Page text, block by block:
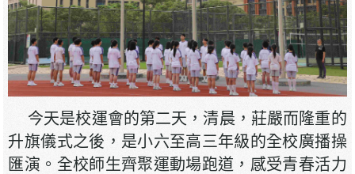
今天是校運會的第二天，清晨，莊嚴而隆重的
升旗儀式之後，是小六至高三年級的全校廣播操
匯演。全校師生齊聚運動場跑道，感受青春活力